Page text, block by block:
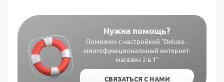
Нужна помощь?
Поможем с настройкой "Deluxe -
многофункциональный интернет-
магазин 2 в 1"
СВЯЗАТЬСЯ С НАМИ